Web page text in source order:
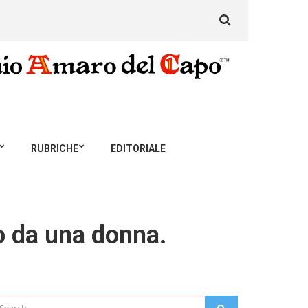
RUBRICHE EDITORIALE
for:
una donna.